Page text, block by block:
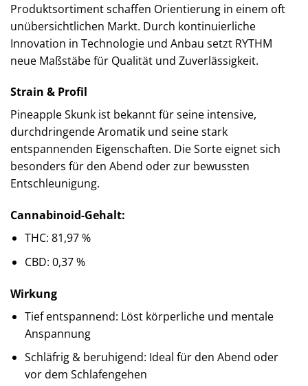
Produktsortiment schaffen Orientierung in einem oft
unübersichtlichen Markt. Durch kontinuierliche
Innovation in Technologie und Anbau setzt RYTHM
neue Maßstäbe für Qualität und Zuverlässigkeit.
Strain & Profil
Pineapple Skunk ist bekannt für seine intensive,
durchdringende Aromatik und seine stark
entspannenden Eigenschaften. Die Sorte eignet sich
besonders für den Abend oder zur bewussten
Entschleunigung.
Cannabinoid-Gehalt:
THC: 81,97 %
CBD: 0,37 %
Wirkung
Tief entspannend: Löst körperliche und mentale
Anspannung
Schläfrig & beruhigend: Ideal für den Abend oder
vor dem Schlafengehen